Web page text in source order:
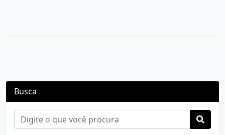
Busca